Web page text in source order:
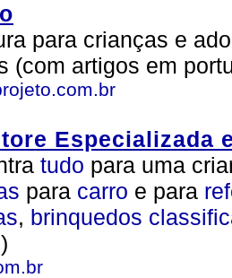
para crianças e
(com artigos em
Especializada
tudo para uma
para carro e para
, brinquedos